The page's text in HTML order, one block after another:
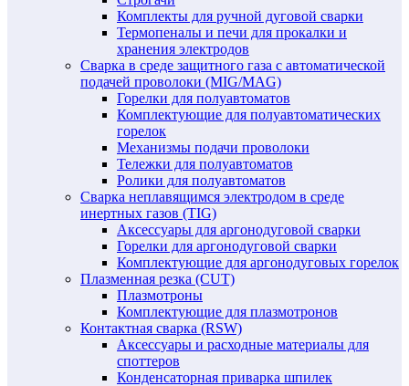
Комплекты для ручной дуговой сварки
Термопеналы и печи для прокалки и
хранения электродов
Сварка в среде защитного газа с автоматической
подачей проволоки (MIG/MAG)
Горелки для полуавтоматов
Комплектующие для полуавтоматических
горелок
Механизмы подачи проволоки
Тележки для полуавтоматов
Ролики для полуавтоматов
Сварка неплавящимся электродом в среде
инертных газов (TIG)
Аксессуары для аргонодуговой сварки
Горелки для аргонодуговой сварки
Комплектующие для аргонодуговых горелок
Плазменная резка (CUT)
Плазмотроны
Комплектующие для плазмотронов
Контактная сварка (RSW)
Аксессуары и расходные материалы для
споттеров
Конденсаторная приварка шпилек